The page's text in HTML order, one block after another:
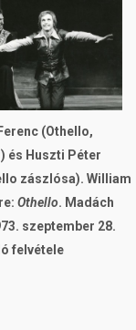
(Othello,
és Huszti Péter
zászlósa). William
Othello. Madách
szeptember 28.
felvétele